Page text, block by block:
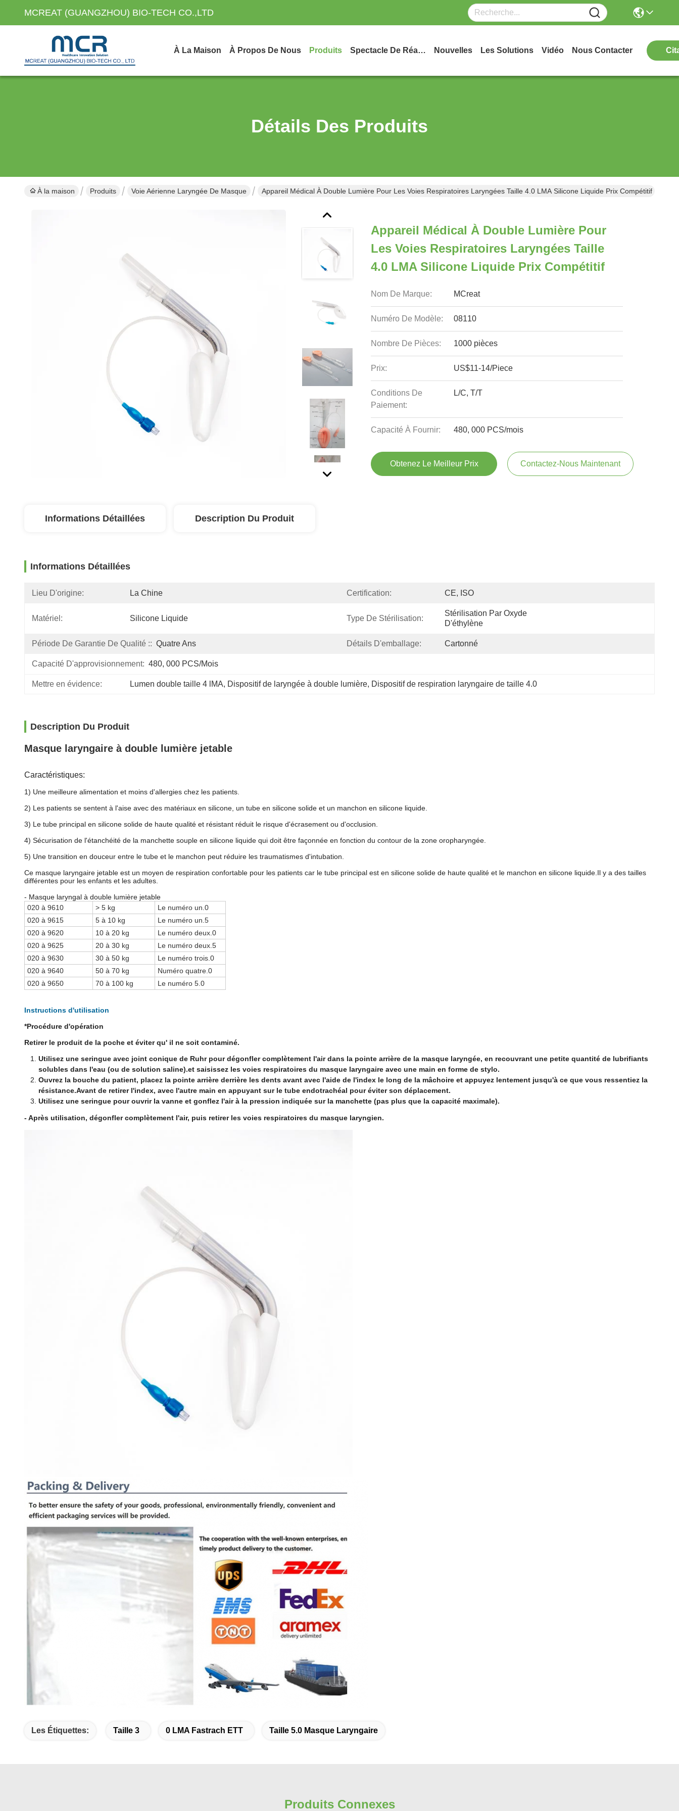
MCREAT (GUANGZHOU) BIO-TECH CO.,LTD
À La Maison À Propos De Nous Produits Spectacle De Réalité Virtuelle Nouvelles Les Solutions Vidéo Nous Contacter
Détails Des Produits
À la maison Produits Voie Aérienne Laryngée De Masque Appareil Médical À Double Lumière Pour Les Voies Respiratoires Laryngées Taille 4.0 LMA Silicone Liquide Prix Compétitif
Appareil Médical À Double Lumière Pour
Les Voies Respiratoires Laryngées Taille
4.0 LMA Silicone Liquide Prix Compétitif
Nom De Marque: MCreat
Numéro De Modèle: 08110
Nombre De Pièces: 1000 pièces
Prix: US$11-14/Piece
Conditions De
Paiement:
L/C, T/T
Capacité À Fournir: 480, 000 PCS/mois
Obtenez Le Meilleur Prix Contactez-Nous Maintenant
Informations Détaillées Description Du Produit
Informations Détaillées
Lieu D'origine: La Chine Certification: CE, ISO
Matériel: Silicone Liquide Type De Stérilisation:
Stérilisation Par Oxyde
D'éthylène
Période De Garantie De Qualité :: Quatre Ans Détails D'emballage: Cartonné
Capacité D'approvisionnement: 480, 000 PCS/mois
Mettre en évidence: Lumen double taille 4 lMA, Dispositif de laryngée à double lumière, Dispositif de respiration laryngaire de taille 4.0
Description Du Produit
Masque laryngaire à double lumière jetable
Caractéristiques:
1) Une meilleure alimentation et moins d'allergies chez les patients.
2) Les patients se sentent à l'aise avec des matériaux en silicone, un tube en silicone solide et un manchon en silicone liquide.
3) Le tube principal en silicone solide de haute qualité et résistant réduit le risque d'écrasement ou d'occlusion.
4) Sécurisation de l'étanchéité de la manchette souple en silicone liquide qui doit être façonnée en fonction du contour de la zone oropharyngée.
5) Une transition en douceur entre le tube et le manchon peut réduire les traumatismes d'intubation.
Ce masque laryngaire jetable est un moyen de respiration confortable pour les patients car le tube principal est en silicone solide de haute qualité et le manchon en silicone liquide.Il y a des tailles
différentes pour les enfants et les adultes.
- Masque laryngal à double lumière jetable
020 à 9610
> 5 kg
Le numéro un.0
020 à 9615
5 à 10 kg
Le numéro un.5
020 à 9620
10 à 20 kg
Le numéro deux.0
020 à 9625
20 à 30 kg
Le numéro deux.5
020 à 9630
30 à 50 kg
Le numéro trois.0
020 à 9640
50 à 70 kg
Numéro quatre.0
020 à 9650
70 à 100 kg Le numéro 5.0
Instructions d'utilisation
*Procédure d'opération
Retirer le produit de la poche et éviter qu' il ne soit contaminé.
Utilisez une seringue avec joint conique de Ruhr pour dégonfler complètement l'air dans la pointe arrière de la masque laryngée, en recouvrant une petite quantité de lubrifiants
solubles dans l'eau (ou de solution saline).et saisissez les voies respiratoires du masque laryngaire avec une main en forme de stylo.
Ouvrez la bouche du patient, placez la pointe arrière derrière les dents avant avec l'aide de l'index le long de la mâchoire et appuyez lentement jusqu'à ce que vous ressentiez la
résistance.Avant de retirer l'index, avec l'autre main en appuyant sur le tube endotrachéal pour éviter son déplacement.
Utilisez une seringue pour ouvrir la vanne et gonflez l'air à la pression indiquée sur la manchette (pas plus que la capacité maximale).
- Après utilisation, dégonfler complètement l'air, puis retirer les voies respiratoires du masque laryngien.
Les Étiquettes: Taille 3 0 LMA Fastrach ETT Taille 5.0 Masque Laryngaire
Produits Connexes